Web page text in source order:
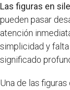
Las figuras en
pueden pasar
atención
simplicidad y
significado
Una de las